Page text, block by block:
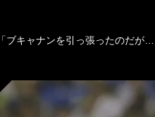
キャナンを引っ張ったのだが…